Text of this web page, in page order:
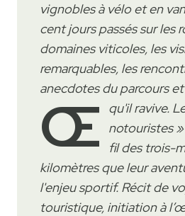
vignobles à vélo et en
cent jours passés sur les
domaines viticoles, les
remarquables, les
anecdotes du parcours
qu'il ravive.
œ
notouristes
fil des trois-
kilomètres que leur
l'enjeu sportif. Récit de
touristique, initiation à